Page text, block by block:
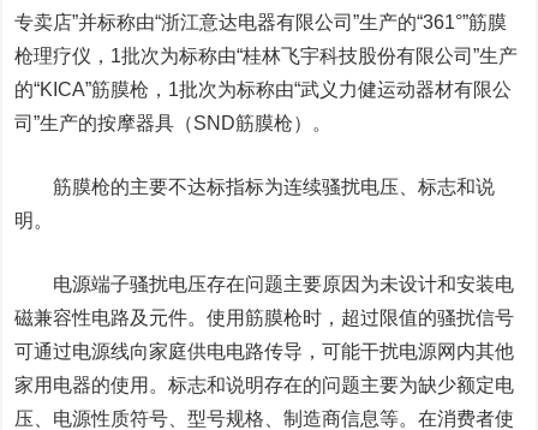
专卖店”并标称由“浙江意达电器有限公司”生产的“361°”筋膜
枪理疗仪，1批次为标称由“桂林飞宇科技股份有限公司”生产
的“KICA”筋膜枪，1批次为标称由“武义力健运动器材有限公
司”生产的按摩器具（SND筋膜枪）。
筋膜枪的主要不达标指标为连续骚扰电压、标志和说
明 。
电源端子骚扰电压存在问题主要原因为未设计和安装电
磁兼容性电路及元件。使用筋膜枪时，超过限值的骚扰信号
可通过电源线向家庭供电电路传导，可能干扰电源网内其他
家用电器的使用。标志和说明存在的问题主要为缺少额定电
压、电源性质符号、型号规格、制造商信息等。在消费者使